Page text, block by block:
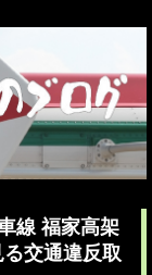
線 福家高架
交通違反取